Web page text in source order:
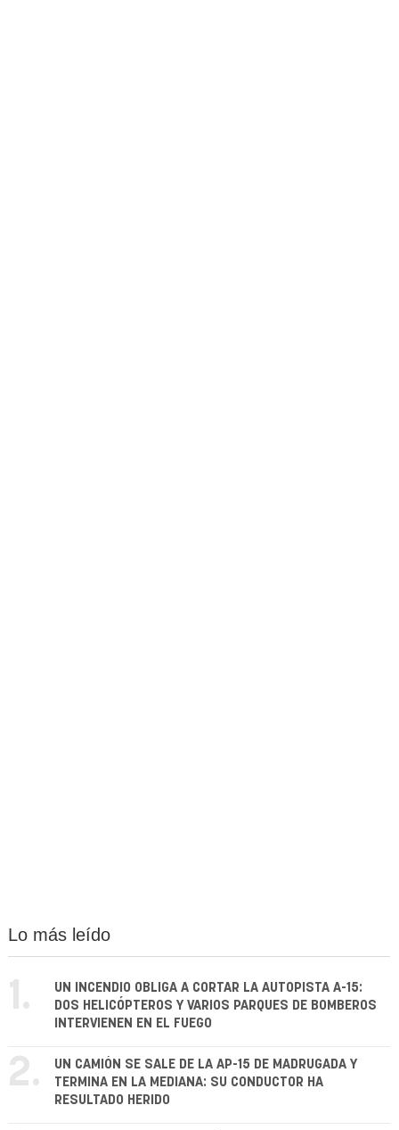
Lo más leído
1.
UN INCENDIO OBLIGA A CORTAR LA AUTOPISTA A-15:
DOS HELICÓPTEROS Y VARIOS PARQUES DE BOMBEROS
INTERVIENEN EN EL FUEGO
2.
UN CAMIÓN SE SALE DE LA AP-15 DE MADRUGADA Y
TERMINA EN LA MEDIANA: SU CONDUCTOR HA
RESULTADO HERIDO